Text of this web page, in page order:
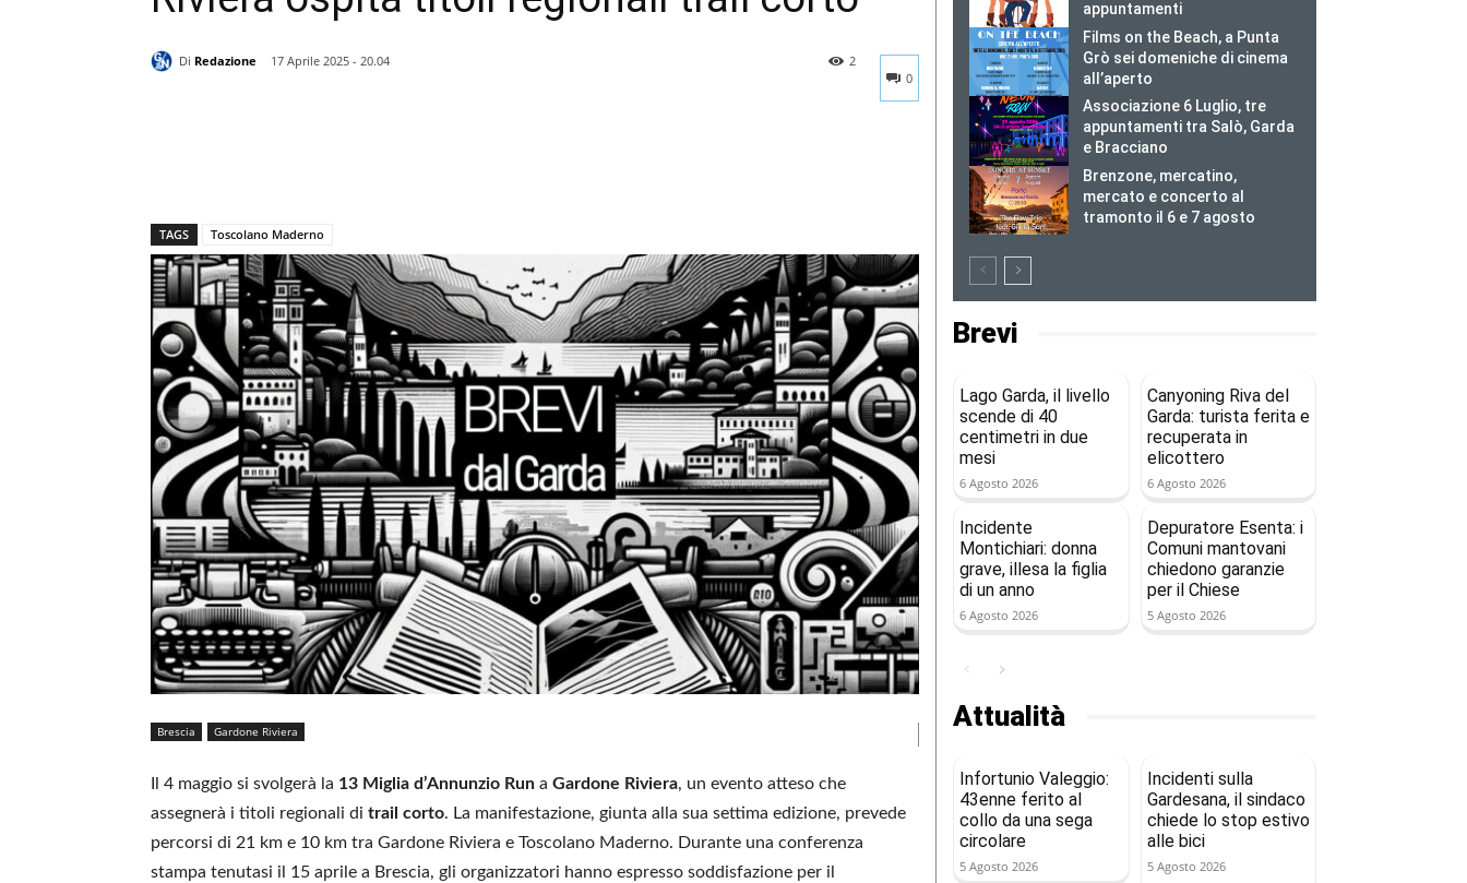
Di Redazione
17 Aprile 2025 - 20.04
0
2
TAGS Toscolano Maderno
Brescia Gardone Riviera
Il 4 maggio si svolgerà la 13 Miglia d’Annunzio Run a Gardone Riviera, un evento atteso che
assegnerà i titoli regionali di trail corto. La manifestazione, giunta alla sua settima edizione, prevede
percorsi di 21 km e 10 km tra Gardone Riviera e Toscolano Maderno. Durante una conferenza
stampa tenutasi il 15 aprile a Brescia, gli organizzatori hanno espresso soddisfazione per il
appuntamenti
Films on the Beach, a Punta
Grò sei domeniche di cinema
all’aperto
Associazione 6 Luglio, tre
appuntamenti tra Salò, Garda
e Bracciano
Brenzone, mercatino,
mercato e concerto al
tramonto il 6 e 7 agosto
Brevi
Lago Garda, il livello
scende di 40
centimetri in due
mesi
6 Agosto 2026
Canyoning Riva del
Garda: turista ferita e
recuperata in
elicottero
6 Agosto 2026
Incidente
Montichiari: donna
grave, illesa la figlia
di un anno
6 Agosto 2026
Depuratore Esenta: i
Comuni mantovani
chiedono garanzie
per il Chiese
5 Agosto 2026
Attualità
Infortunio Valeggio:
43enne ferito al
collo da una sega
circolare
5 Agosto 2026
Incidenti sulla
Gardesana, il sindaco
chiede lo stop estivo
alle bici
5 Agosto 2026